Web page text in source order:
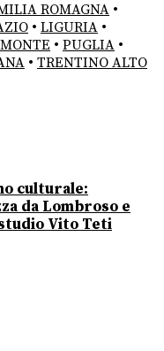
ROMAGNA •
• LIGURIA •
• PUGLIA •
• TRENTINO ALTO
culturale:
da Lombroso e
Vito Teti